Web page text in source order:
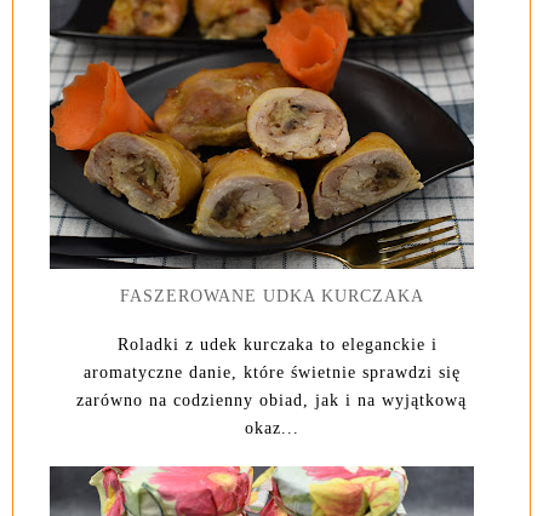
FASZEROWANE UDKA KURCZAKA
Roladki z udek kurczaka to eleganckie i
aromatyczne danie, które świetnie sprawdzi się
zarówno na codzienny obiad, jak i na wyjątkową
okaz...